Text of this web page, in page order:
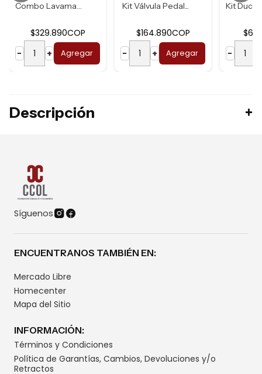
Combo Lavamanos B...
$329.890COP
−
+ Agregar
Kit Válvula Pedal...
$164.890COP
−
+ Agregar
−
Descripción
Síguenos
ENCUENTRANOS TAMBIÉN EN:
Mercado Libre
Homecenter
Mapa del Sitio
INFORMACIÓN:
Términos y Condiciones
Política de Garantías, Cambios, Devoluciones y/o
Retractos